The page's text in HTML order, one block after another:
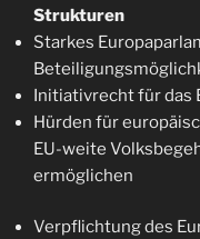
Strukturen
Starkes
Initiativrecht für das
Hürden für
EU-weite
ermöglichen
Verpflichtung des